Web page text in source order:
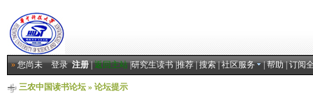
»您尚未登录 注册|返回主站|研究生读书|推荐|搜索|社区服务 |帮助|订阅
三农中国读书论坛» 论坛提示